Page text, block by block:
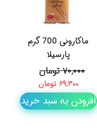
ماکارونی 700 گرم
پارسیلا
۷۰,۰۰۰ تومان
۶۹,۳۰۰ تومان
افزودن به سبد خرید